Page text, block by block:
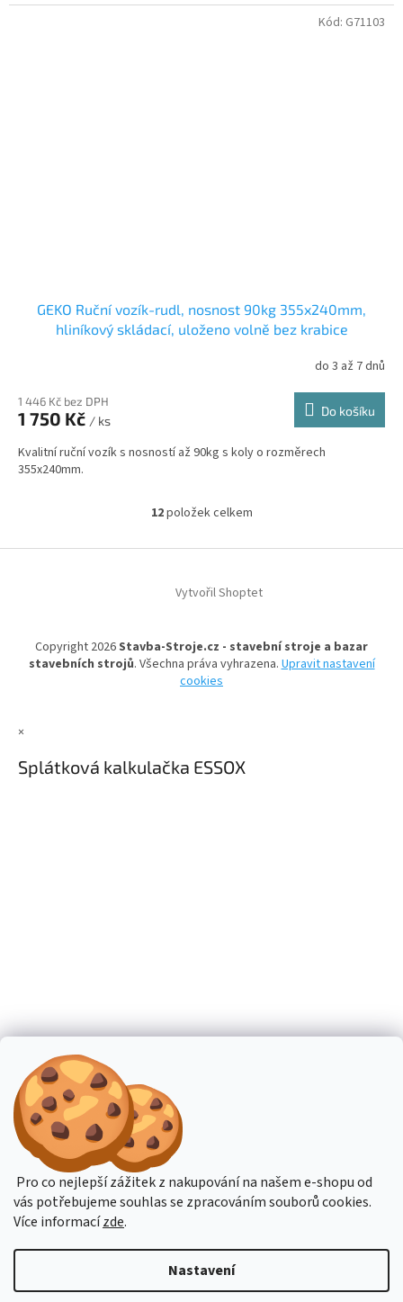
Pro co nejlepší zážitek z nakupování na našem e-shopu od
vás potřebujeme souhlas se zpracováním souborů cookies.
Více informacízde.
Nastavení
GEKO Ruční vozík-rudl, nosnost 90kg 355x240mm,
hliníkový skládací, uloženo volně bez krabice
do 3 až 7 dnů
1 446 Kč bez DPH
1 750 Kč / ks
Do košíku
Kvalitní ruční vozík s nosností až 90kg s koly o rozměrech
355x240mm.
Kód: G71103
O
l
d
í
p
r
v
ý
p
12položek celkem
Vytvořil Shoptet
Copyright 2026Stavba-Stroje.cz - stavební stroje a bazar
stavebních strojů. Všechna práva vyhrazena.Upravit nastavení
cookies
×
Splátková kalkulačka ESSOX